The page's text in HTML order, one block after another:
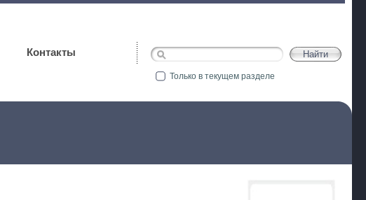
Контакты
Только в текущем разделе